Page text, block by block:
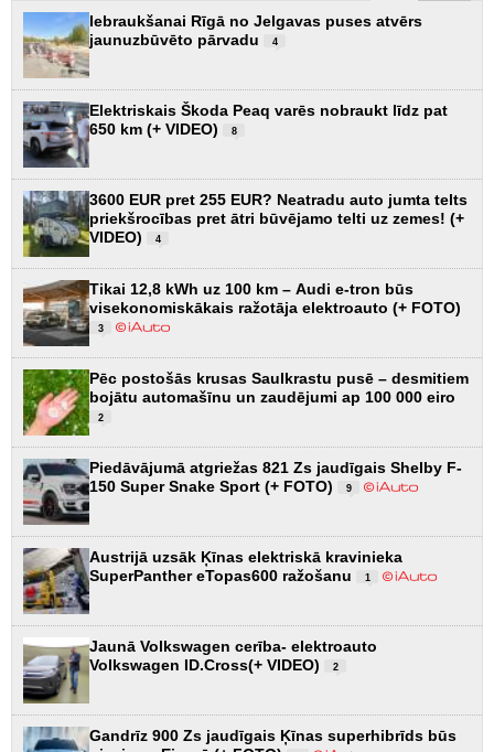
Iebraukšanai Rīgā no Jelgavas puses atvērs
jaunuzbūvēto pārvadu
4
Elektriskais Škoda Peaq varēs nobraukt līdz pat
650 km (+ VIDEO)
8
3600 EUR pret 255 EUR? Neatradu auto jumta telts
priekšrocības pret ātri būvējamo telti uz zemes! (+
VIDEO)
4
Tikai 12,8 kWh uz 100 km – Audi e-tron būs
visekonomiskākais ražotāja elektroauto (+ FOTO)
3
Pēc postošās krusas Saulkrastu pusē – desmitiem
bojātu automašīnu un zaudējumi ap 100 000 eiro
2
Piedāvājumā atgriežas 821 Zs jaudīgais Shelby F-
150 Super Snake Sport (+ FOTO)
9
Austrijā uzsāk Ķīnas elektriskā kravinieka
SuperPanther eTopas600 ražošanu
1
Jaunā Volkswagen cerība- elektroauto
Volkswagen ID.Cross(+ VIDEO)
2
Gandrīz 900 Zs jaudīgais Ķīnas superhibrīds būs